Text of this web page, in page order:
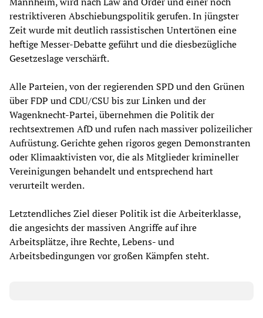
restriktiveren Abschiebungspolitik gerufen. In jüngster
Zeit wurde mit deutlich rassistischen Untertönen eine
heftige Messer-Debatte geführt und die diesbezügliche
Gesetzeslage verschärft.
Alle Parteien, von der regierenden SPD und den Grünen
über FDP und CDU/CSU bis zur Linken und der
Wagenknecht-Partei, übernehmen die Politik der
rechtsextremen AfD und rufen nach massiver polizeilicher
Aufrüstung. Gerichte gehen rigoros gegen Demonstranten
oder Klimaaktivisten vor, die als Mitglieder krimineller
Vereinigungen behandelt und entsprechend hart
verurteilt werden.
Letztendliches Ziel dieser Politik ist die Arbeiterklasse,
die angesichts der massiven Angriffe auf ihre
Arbeitsplätze, ihre Rechte, Lebens- und
Arbeitsbedingungen vor großen Kämpfen steht.